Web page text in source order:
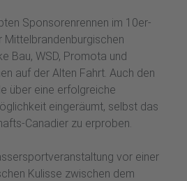
Sponsorenrennen im 10er-
Mittelbrandenburgischen
Bau, WSD, Promota und
auf der Alten Fahrt. Auch den
über eine erfolgreiche
eingeräumt, selbst das
Canadier zu erproben.
vor einer
Kulisse zwischen dem